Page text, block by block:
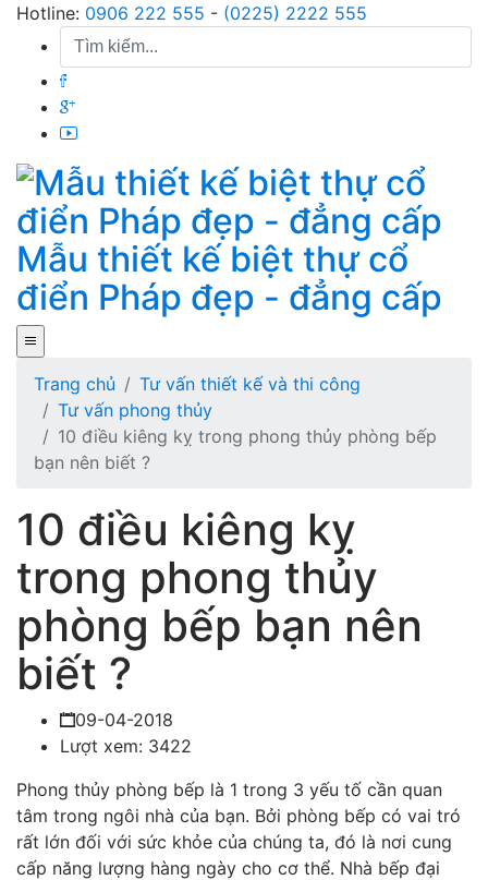
Skip
content
Hotline: 0906 222 555 - (0225) 2222 555
Mẫu thiết kế biệt thự cổ
điển Pháp đẹp - đẳng cấp
Trang chủ
Tư vấn thiết kế và thi công
Tư vấn phong thủy
10 điều kiêng kỵ trong phong thủy phòng bếp
bạn nên biết ?
10 điều kiêng kỵ
trong phong thủy
phòng bếp bạn nên
biết ?
09-04-2018
Lượt xem: 3422
Phong thủy phòng bếp là 1 trong 3 yếu tố cần quan
tâm trong ngôi nhà của bạn. Bởi phòng bếp có vai tró
rất lớn đối với sức khỏe của chúng ta, đó là nơi cung
cấp năng lượng hàng ngày cho cơ thể. Nhà bếp đại